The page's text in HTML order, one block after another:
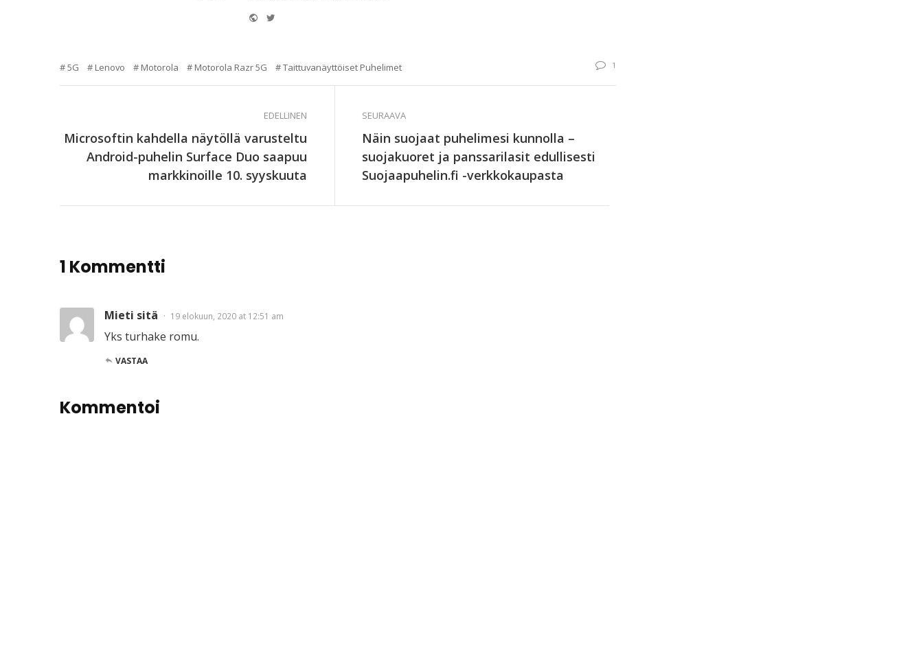
Website
5G Lenovo Motorola Motorola Razr 5G Taittuvanäyttöiset Puhelimet 1
EDELLINEN
Microsoftin kahdella näytöllä varusteltu
Android-puhelin Surface Duo saapuu
markkinoille 10. syyskuuta
SEURAAVA
Näin suojaat puhelimesi kunnolla –
suojakuoret ja panssarilasit edullisesti
Suojaapuhelin.fi -verkkokaupasta
1 Kommentti
Mieti sitä 19 elokuun, 2020 at 12:51 am
Yks turhake romu.
VASTAA
Kommentoi